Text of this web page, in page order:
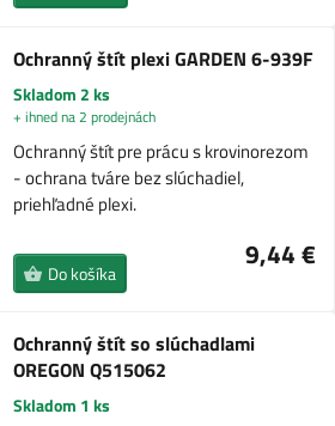
Ochranný štít plexi GARDEN 6-939F
Skladom 2 ks
+ ihned na 2 prodejnách
Ochranný štít pre prácu s krovinorezom
- ochrana tváre bez slúchadiel,
priehľadné plexi.
9,44 €
Do košíka
Ochranný štít so slúchadlami
OREGON Q515062
Skladom 1 ks